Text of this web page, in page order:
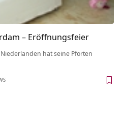
– Eröffnungsfeier
hat seine Pforten